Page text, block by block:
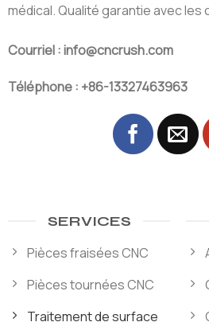
médical. Qualité garantie avec les
Courriel : info@cncrush.com
Téléphone : +86-13327463963
SERVICES
Pièces fraisées CNC
Pièces tournées CNC
Traitement de surface